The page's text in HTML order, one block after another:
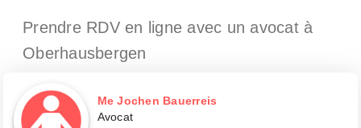
Prendre RDV en ligne avec un avocat à
Oberhausbergen
Me Jochen Bauerreis
Avocat